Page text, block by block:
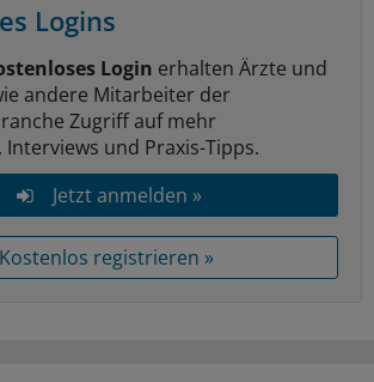
Logins
Login erhalten Ärzte und
andere Mitarbeiter der
Zugriff auf mehr
und Praxis-Tipps.
Jetzt anmelden »
Kostenlos registrieren »